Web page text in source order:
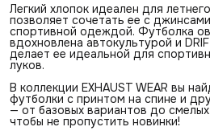
Легкий хлопок идеален для
позволяет сочетать ее с
спортивной одеждой. Футболка
вдохновлена автокультурой и
делает ее идеальной для
луков.
В коллекции EXHAUST WEAR вы
футболки с принтом на спине и
— от базовых вариантов до
чтобы не пропустить новинки!